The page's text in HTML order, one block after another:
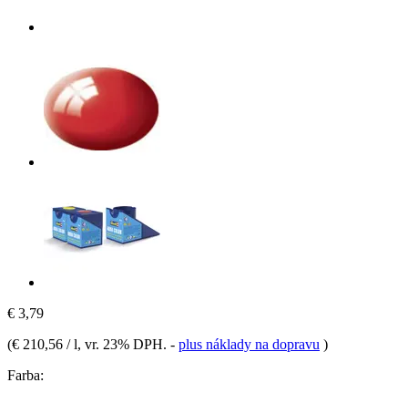
€ 3,79
(€ 210,56 / l, vr. 23% DPH. - plus náklady na dopravu )
Farba: